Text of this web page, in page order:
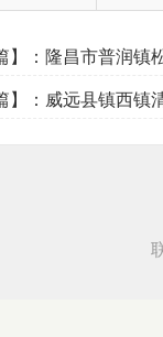
】： 隆昌市普润镇
】： 威远县镇西镇